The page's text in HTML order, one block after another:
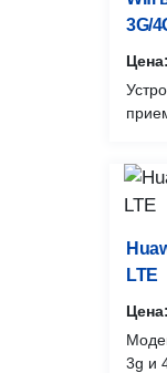
3G/
LTE
3g и